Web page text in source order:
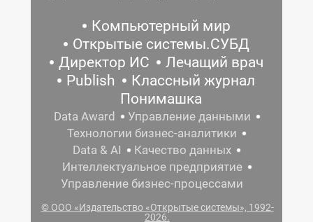
Компьютерный мир
Открытые системы.СУБД
Директор ИС
Лечащий врач
Publish
Классный журнал
Понимашка
Data Award
Управление данными
Технологии бизнес-аналитики
Data & AI
Качество данных
Интеллектуальное предприятие
Управление бизнес-процессами
© ООО «Издательство «Открытые системы», 1992-
2026.